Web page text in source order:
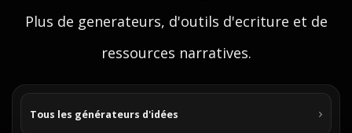
Plus de generateurs, d'outils d'ecriture et de
ressources narratives.
Tous les générateurs d'idées